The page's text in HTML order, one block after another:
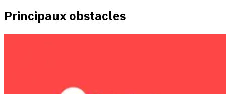
Principaux obstacles